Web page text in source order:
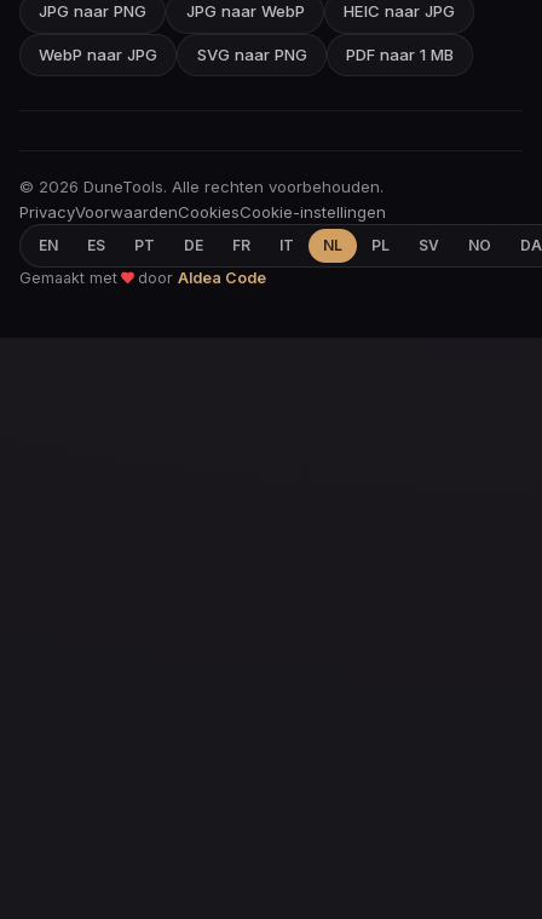
JPG naar PNG JPG naar WebP HEIC naar JPG
WebP naar JPG SVG naar PNG PDF naar 1 MB
© 2026 DuneTools. Alle rechten voorbehouden.
PrivacyVoorwaardenCookiesCookie-instellingen
EN ES PT DE FR IT NL PL SV NO
DA
Gemaakt met
door Aldea Code